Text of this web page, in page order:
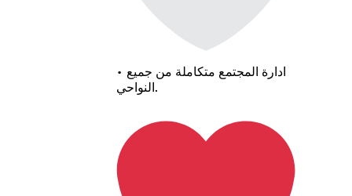
• ادارة المجتمع متكاملة من جميع
النواحي.